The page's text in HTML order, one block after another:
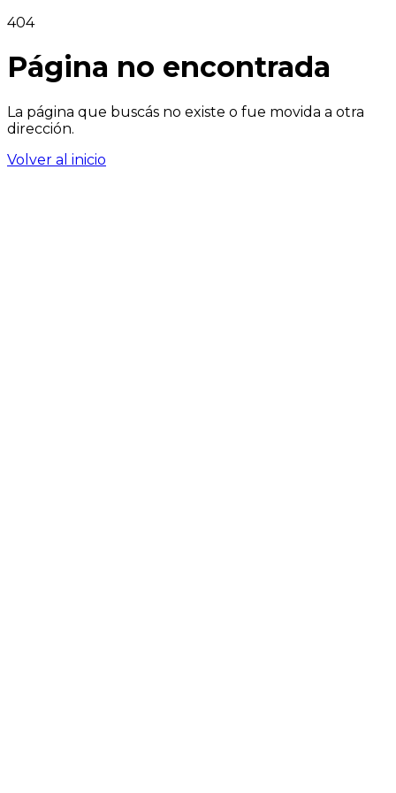
404
Página no encontrada
La página que buscás no existe o fue movida a otra
dirección.
Volver al inicio